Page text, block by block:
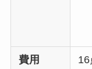
費用
16